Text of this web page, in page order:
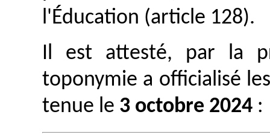
l'Éducation (article 128).
Il est attesté, par la
toponymie a officialisé
tenue le 3 octobre 2024 :